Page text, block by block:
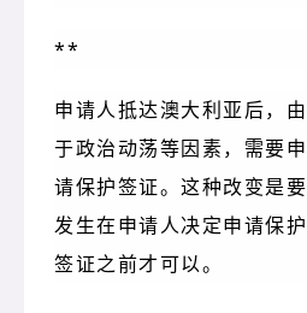
**
申请人抵达澳大利亚后，由
于政治动荡等因素，需要申
请保护签证。这种改变是要
发生在申请人决定申请保护
签证之前才可以。